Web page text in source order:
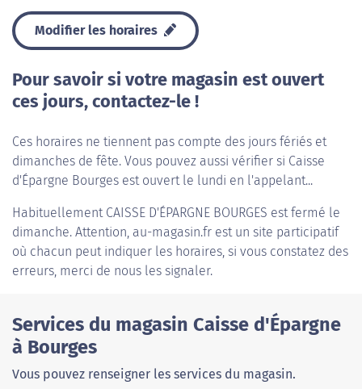
Modifier les horaires
Pour savoir si votre magasin est ouvert
ces jours, contactez-le !
Ces horaires ne tiennent pas compte des jours fériés et
dimanches de fête. Vous pouvez aussi vérifier si Caisse
d'Épargne Bourges est ouvert le lundi en l'appelant...
Habituellement CAISSE D'ÉPARGNE BOURGES est fermé le
dimanche. Attention, au-magasin.fr est un site participatif
où chacun peut indiquer les horaires, si vous constatez des
erreurs, merci de nous les signaler.
Services du magasin Caisse d'Épargne
à Bourges
Vous pouvez renseigner les services du magasin.